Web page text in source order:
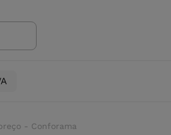
- Conforama